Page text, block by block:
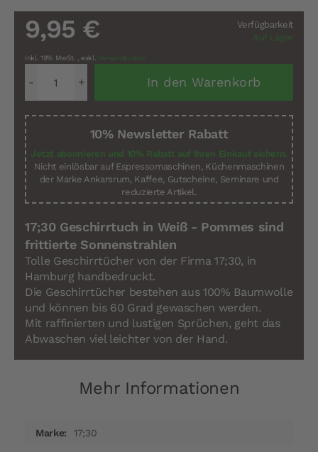
Verfügbarkeit
Auf Lager
9,95 €
Inkl. 19% MwSt. , exkl. Versandkosten
In den Warenkorb
10% Newsletter Rabatt
Jetzt abonnieren und 10% Rabatt auf Ihren Einkauf sichern.
Nicht einlösbar auf Espressomaschinen, Küchenmaschinen
der Marke Ankarsrum, Kaffee, Gutscheine, Seminare und
reduzierte Artikel.
17;30 Geschirrtuch in Weiß - Pommes sind
frittierte Sonnenstrahlen
Tolle Geschirrtücher von der Firma 17;30, in
Hamburg handbedruckt.
Die Geschirrtücher bestehen aus 100% Baumwolle
und können bis 60 Grad gewaschen werden.
Mit raffinierten und lustigen Sprüchen, geht das
Abwaschen viel leichter von der Hand.
Mehr Informationen
Informationen17;30